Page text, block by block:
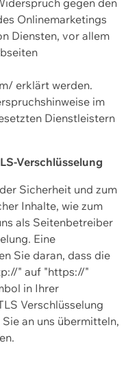
gegen den
Onlinemarketings
Diensten, vor allem
erklärt werden.
im
Dienstleistern
Verschlüsselung
Sicherheit und zum
Inhalte, wie zum
als Seitenbetreiber
Eine
Sie daran, dass die
" auf "https://"
in Ihrer
Verschlüsselung
an uns übermitteln,